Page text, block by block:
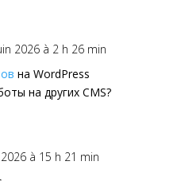
2026 à 2 h 26 min
на WordPress
на других CMS?
à 15 h 21 min